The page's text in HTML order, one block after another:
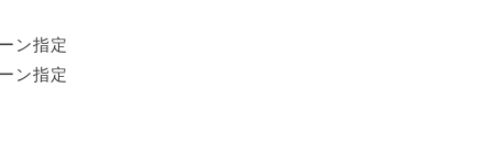
ン指定
ン指定